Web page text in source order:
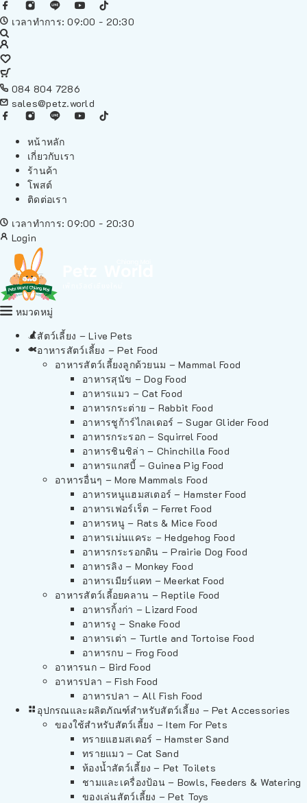
เวลาทำการ: 09:00 - 20:30
084 804 7286
sales@petz.world
หน้าหลัก
เกี่ยวกับเรา
ร้านค้า
โพสต์
ติดต่อเรา
เวลาทำการ: 09:00 - 20:30
Login
หมวดหมู่
สัตว์เลี้ยง – Live Pets
อาหารสัตว์เลี้ยง – Pet Food
อาหารสัตว์เลี้ยงลูกด้วยนม – Mammal Food
อาหารสุนัข – Dog Food
อาหารแมว – Cat Food
อาหารกระต่าย – Rabbit Food
อาหารชูก้าร์ไกลเดอร์ – Sugar Glider Food
อาหารกระรอก – Squirrel Food
อาหารชินชิล่า – Chinchilla Food
อาหารแกสบี้ – Guinea Pig Food
อาหารอื่นๆ – More Mammals Food
อาหารหนูแฮมสเตอร์ – Hamster Food
อาหารเฟอร์เร็ต – Ferret Food
อาหารหนู – Rats & Mice Food
อาหารเม่นแคระ – Hedgehog Food
อาหารกระรอกดิน – Prairie Dog Food
อาหารลิง – Monkey Food
อาหารเมียร์แคท – Meerkat Food
อาหารสัตว์เลี้อยคลาน – Reptile Food
อาหารกิ้งก่า – Lizard Food
อาหารงู – Snake Food
อาหารเต่า – Turtle and Tortoise Food
อาหารกบ – Frog Food
อาหารนก – Bird Food
อาหารปลา – Fish Food
อาหารปลา – All Fish Food
อุปกรณและผลิตภัณฑ์สำหรับสัตว์เลี้ยง – Pet Accessories
ของใช้สำหรับสัตว์เลี้ยง – Item For Pets
ทรายแฮมสเตอร์ – Hamster Sand
ทรายแมว – Cat Sand
ห้องน้ำสัตว์เลี้ยง – Pet Toilets
ชามและเครื่องป้อน – Bowls, Feeders & Watering
ของเล่นสัตว์เลี้ยง – Pet Toys